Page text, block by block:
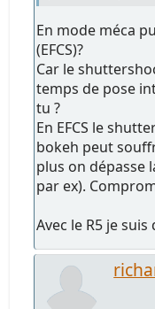
En mode méca
(EFCS)?
Car le
temps de pose
tu ?
En EFCS le
bokeh peut
plus on dépasse
par ex).
Avec le R5 je suis